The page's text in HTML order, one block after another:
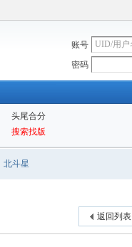
账号
密码
头尾合分
搜索找版
北斗星
返回列表